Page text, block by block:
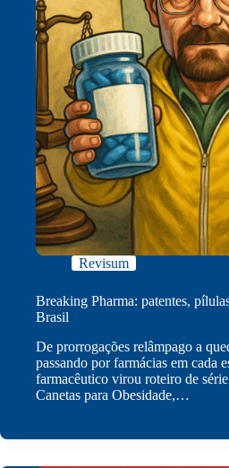
Revisum
Breaking Pharma: patentes,
Brasil
De prorrogações relâmpago a
passando por farmácias em cada
farmacêutico virou roteiro de
Canetas para Obesidade,…